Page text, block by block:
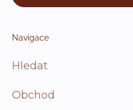
Navigace
Hledat
Obchod